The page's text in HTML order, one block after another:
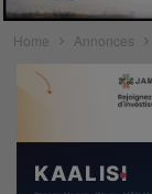
Home Annonces